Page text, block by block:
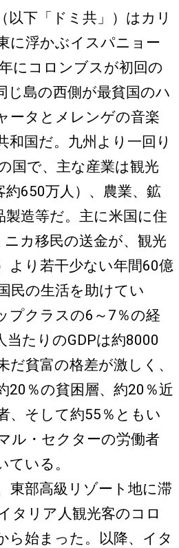
下「ドミ共」）はカリ
に浮かぶイスパニョー
にコロンブスが初回の
じ島の西側が最貧国のハ
ータとメレンゲの音楽
和国だ。九州より一回り
国で、主な産業は観光
約650万人）、農業、鉱
製造等だ。主に米国に住
カ移民の送金が、観光
より若干少ない年間60億
民の生活を助けてい
プクラスの6～7％の経
当たりのGDPは約8000
だ貧富の格差が激しく、
20％の貧困層、約20％近
、そして約55％ともい
ル・セクターの労働者
ている。
部高級リゾート地に滞
タリア人観光客のコロ
ら始まった。以降、イタ